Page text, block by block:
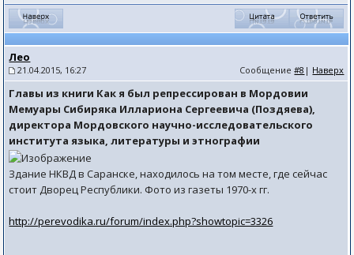
Лео
21.04.2015, 16:27 Сообщение#8 | Наверх
Главы из книги Как я был репрессирован в Мордовии
Мемуары Сибиряка Иллариона Сергеевича (Поздяева),
директора Мордовского научно-исследовательского
института языка, литературы и этнографии
Здание НКВД в Саранске, находилось на том месте, где сейчас
стоит Дворец Республики. Фото из газеты 1970-х гг.
http://perevodika.ru/forum/index.php?showtopic=3326